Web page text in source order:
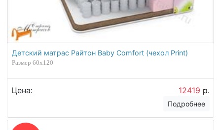
Детский матрас Райтон Baby Comfort (чехол Print)
Размер 60х120
Цена: 12419 р.
Подробнее